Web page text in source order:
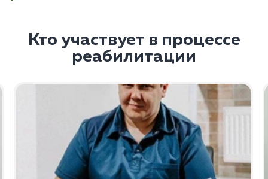
Кто участвует в процессе
реабилитации